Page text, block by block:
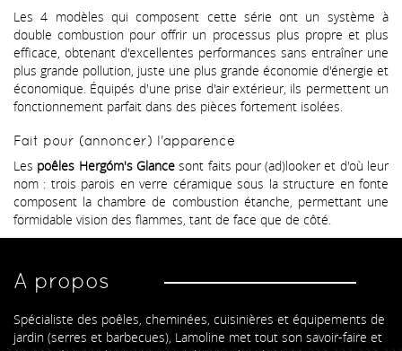
Les 4 modèles qui composent cette série ont un système à
double combustion pour offrir un processus plus propre et plus
efficace, obtenant d'excellentes performances sans entraîner une
plus grande pollution, juste une plus grande économie d'énergie et
économique. Équipés d'une prise d'air extérieur, ils permettent un
fonctionnement parfait dans des pièces fortement isolées.
Fait pour (annoncer) l'apparence
Les poêles Hergóm's Glancesont faits pour (ad)looker et d'où leur
nom : trois parois en verre céramique sous la structure en fonte
composent la chambre de combustion étanche, permettant une
formidable vision des flammes, tant de face que de côté.
A propos
Spécialiste des poêles, cheminées, cuisinières et équipements de
jardin (serres et barbecues), Lamoline met tout son savoir-faire et